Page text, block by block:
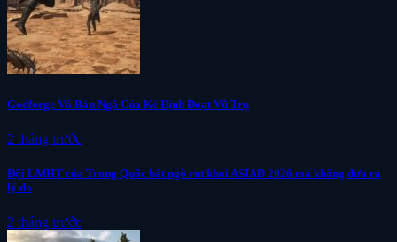
Godforge Và Bản Ngã Của Kẻ Định Đoạt Vũ Trụ
2 tháng trước
Đội LMHT của Trung Quốc bất ngờ rút khỏi ASIAD 2026 mà không đưa ra
lý do
2 tháng trước